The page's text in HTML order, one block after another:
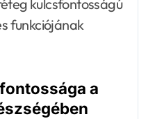
kulcsfontosságú
funkciójának
a